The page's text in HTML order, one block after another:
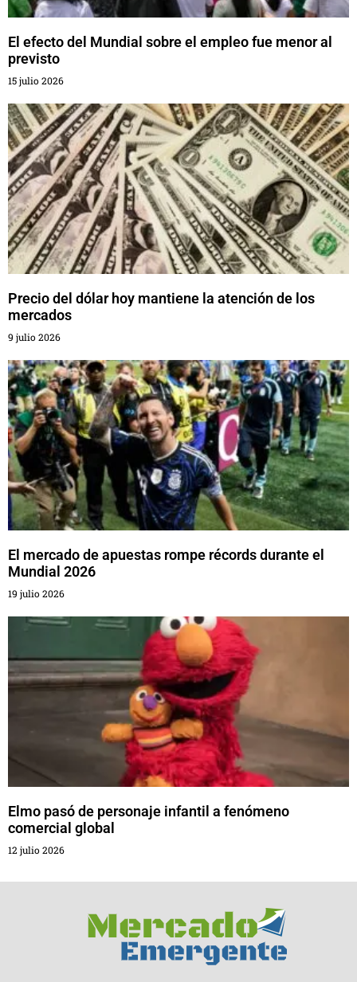
El efecto del Mundial sobre el empleo fue menor al
previsto
15 julio 2026
Precio del dólar hoy mantiene la atención de los
mercados
9 julio 2026
El mercado de apuestas rompe récords durante el
Mundial 2026
19 julio 2026
Elmo pasó de personaje infantil a fenómeno
comercial global
12 julio 2026